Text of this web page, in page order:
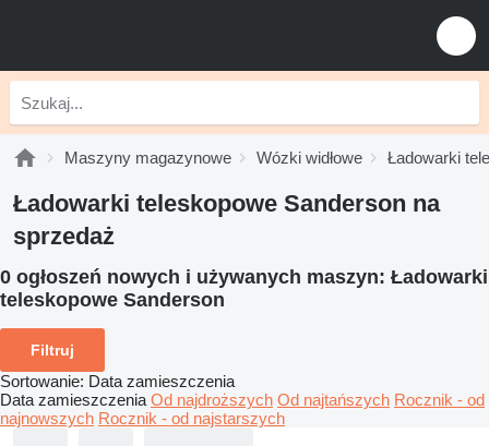
Maszyny magazynowe Wózki widłowe Ładowarki
Ładowarki teleskopowe Sanderson na
sprzedaż
0 ogłoszeń nowych i używanych maszyn: Ładowarki
teleskopowe Sanderson
Filtruj
Sortowanie: Data zamieszczenia
Data zamieszczenia Od najdroższych Od najtańszych Rocznik - od
najnowszych Rocznik - od najstarszych